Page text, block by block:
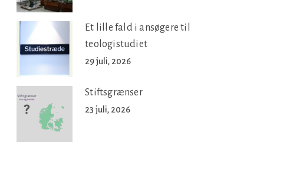
Et lille fald i ansøgere til
teologistudiet
29 juli, 2026
Stiftsgrænser
23 juli, 2026